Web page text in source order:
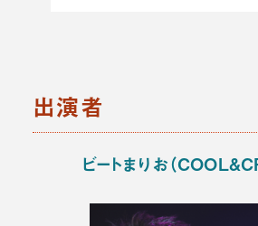
出演者
ビートまりお（